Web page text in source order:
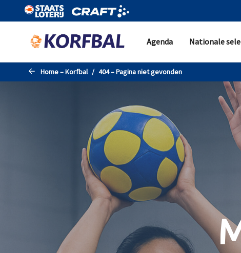
Naar de hoofdinhoud gaan
Agenda Nationale
Home – Korfbal 404 – Pagina niet gevonden